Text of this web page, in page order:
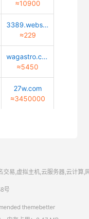
≈10900
3389.website
≈229
wagastro.com
≈5450
27w.com
≈3450000
易,虚拟主机,云服务器,云计算,
号
themebetter